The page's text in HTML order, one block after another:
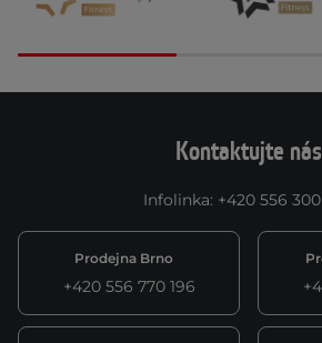
Kontaktujte nás
Infolinka: +420 556
Prodejna Brno
+420 556 770 196